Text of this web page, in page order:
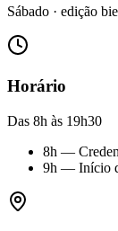
Sábado · edição
Horário
Das 8h às 19h30
8h —
9h — Início